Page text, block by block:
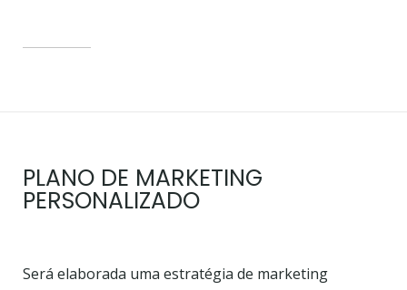
PLANO DE MARKETING
PERSONALIZADO
Será elaborada uma estratégia de marketing